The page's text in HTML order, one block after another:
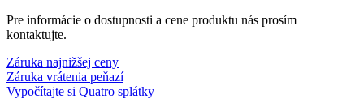
Pre informácie o dostupnosti a cene produktu nás prosím
kontaktujte.
Záruka najnižšej ceny
Záruka vrátenia peňazí
Vypočítajte si Quatro splátky